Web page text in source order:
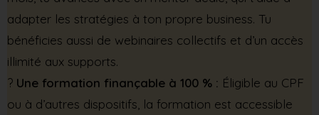
adapter les stratégies à ton propre business. Tu
bénéficies aussi de webinaires collectifs et d’un accès
illimité aux supports.
? Une formation finançable à 100 % : Éligible au CPF
ou à d’autres dispositifs, la formation est accessible